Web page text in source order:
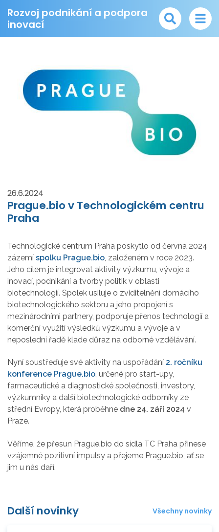
Rozvoj podnikání a podpora
inovací
26.6.2024
Prague.bio v Technologickém centru
Praha
Technologické centrum Praha poskytlo od června 2024
zázemí spolku Prague.bio, založeném v roce 2023.
Jeho cílem je integrovat aktivity výzkumu, vývoje a
inovací, podnikání a tvorby politik v oblasti
biotechnologií. Spolek usiluje o zviditelnění domácího
biotechnologického sektoru a jeho propojení s
mezinárodními partnery, podporuje přenos technologií a
komerční využití výsledků výzkumu a vývoje a v
neposlední řadě klade důraz na odborné vzdělávání.
Nyní soustřeďuje své aktivity na uspořádání 2. ročníku
konference Prague.bio, určené pro start-upy,
farmaceutické a diagnostické společnosti, investory,
výzkumníky a další biotechnologické odborníky ze
střední Evropy, která proběhne dne 24. září 2024 v
Praze.
Věříme, že přesun Prague.bio do sídla TC Praha přinese
vzájemné pozitivní impulsy a přejeme Prague.bio, ať se
jim u nás daří.
Další novinky Všechny novinky